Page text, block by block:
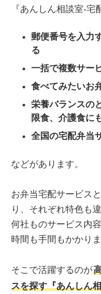
『あんしん相談室‐宅
郵便番号を入力
る
一括で複数サー
食べてみたいお
栄養バランスの
限食、介護食に
全国の宅配弁当
などがあります。
お弁当宅配サービス
り、それぞれ特色も違
何社ものサービス内
時間も手間もかかりま
そこで活躍するのが
スを探す『あんしん